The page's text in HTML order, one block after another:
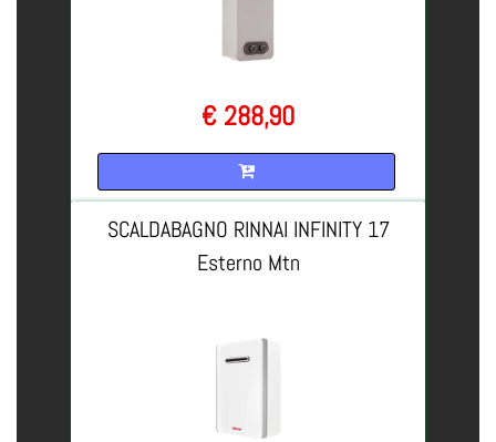
€ 288,90
SCALDABAGNO RINNAI INFINITY 17
Esterno Mtn